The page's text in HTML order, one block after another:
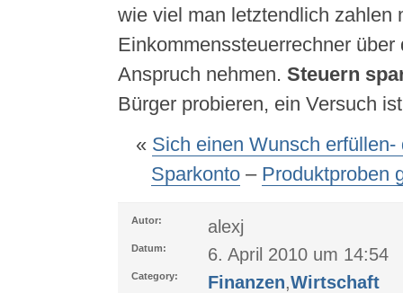
wie viel man letztendlich zahlen
Einkommenssteuerrechner über
Anspruch nehmen. Steuern
Bürger probieren, ein Versuch
« Sich einen Wunsch
Sparkonto – Produktproben
Autor: alexj
Datum: 6. April 2010 um 14:54
Category: Finanzen,Wirtschaft